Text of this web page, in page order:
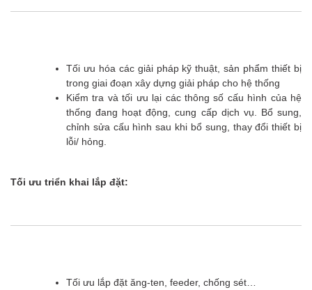
Tối ưu hóa các giải pháp kỹ thuật, sản phẩm thiết bị
trong giai đoạn xây dựng giải pháp cho hệ thống
Kiểm tra và tối ưu lại các thông số cấu hình của hệ
thống đang hoạt động, cung cấp dịch vụ. Bổ sung,
chỉnh sửa cấu hình sau khi bổ sung, thay đổi thiết bị
lỗi/ hỏng.
Tối ưu triển khai lắp đặt:
Tối ưu lắp đặt ăng-ten, feeder, chống sét…